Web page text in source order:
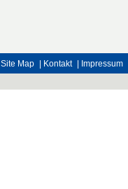
Site Map | Kontakt | Impressum